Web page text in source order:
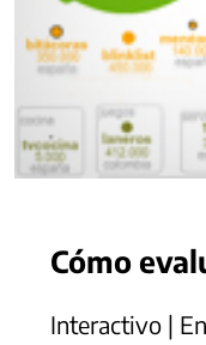
Cómo
Interactivo |